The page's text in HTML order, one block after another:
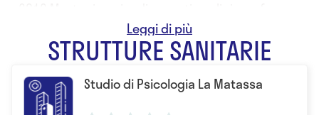
- 2016 Master di II livello in Psicogeriatria
specializzandosi nella valutazione
neuropsicologica per la diagnosi delle demenze
nella terza età e nella cura delle patologie
psicogeriatriche
STRUTTURE SANITARIE
Studio di Psicologia La Matassa